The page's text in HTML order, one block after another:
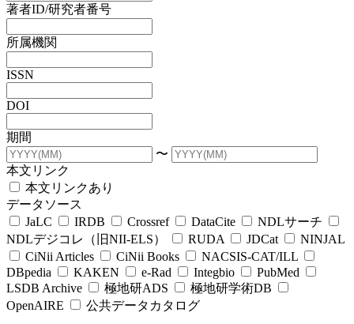
著者ID/研究者番号
所属機関
ISSN
DOI
期間
〜
本文リンク
本文リンクあり
データソース
JaLC
IRDB Crossref DataCite
NDLサーチ
NDLデジコレ（旧NII-ELS）
RUDA JDCat
NINJAL
CiNii Articles
CiNii Books
NACSIS-CAT/ILL
DBpedia
KAKEN e-Rad Integbio
PubMed
LSDB Archive
極地研ADS
極地研学術DB
OpenAIRE
公共データカタログ